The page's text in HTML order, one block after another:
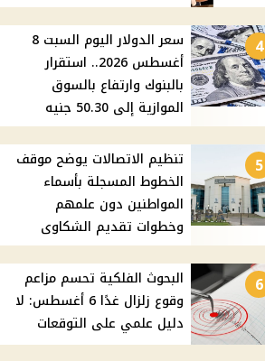
4
سعر الدولار اليوم السبت 8
أغسطس 2026.. استقرار
بالبنوك وارتفاع بالسوق
الموازية إلى 50.30 جنيه
5
تنظيم الاتصالات يوضح موقف
الخطوط المسجلة بأسماء
المواطنين دون علمهم
وخطوات تقديم الشكاوى
6
البحوث الفلكية تحسم مزاعم
وقوع زلزال غدًا 6 أغسطس: لا
دليل علمي على التوقعات